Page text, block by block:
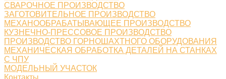
СВАРОЧНОЕ ПРОИЗВОДСТВО
ЗАГОТОВИТЕЛЬНОЕ ПРОИЗВОДСТВО
МЕХАНООБРАБАТЫВАЮЩЕЕ ПРОИЗВОДСТВО
КУЗНЕЧНО-ПРЕССОВОЕ ПРОИЗВОДСТВО
ПРОИЗВОДСТВО ГОРНОШАХТНОГО ОБОРУДОВАНИЯ
МЕХАНИЧЕСКАЯ ОБРАБОТКА ДЕТАЛЕЙ НА СТАНКАХ
С ЧПУ
МОДЕЛЬНЫЙ УЧАСТОК
Контакты